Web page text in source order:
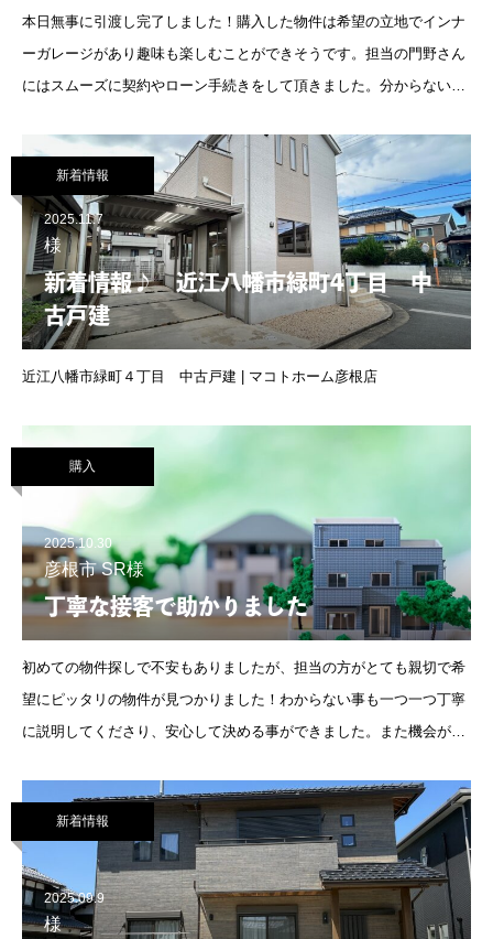
本日無事に引渡し完了しました！購入した物件は希望の立地でインナ
ーガレージがあり趣味も楽しむことができそうです。担当の門野さん
にはスムーズに契約やローン手続きをして頂きました。分からないこ
出来ました！本当にありがとうご
新着情報
2025.11.7
様
新着情報♪ 近江八幡市緑町4丁目 中
古戸建
近江八幡市緑町４丁目 中古戸建 | マコトホーム彦根店
購入
2025.10.30
彦根市 SR様
丁寧な接客で助かりました
初めての物件探しで不安もありましたが、担当の方がとても親切で希
望にピッタリの物件が見つかりました！わからない事も一つ一つ丁寧
に説明してくださり、安心して決める事ができました。また機会があ
新着情報
2025.09.9
様